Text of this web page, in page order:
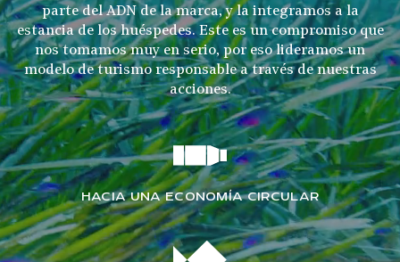
parte del ADN de la marca, y la integramos a la
estancia de los huéspedes. Este es un compromiso que
nos tomamos muy en serio, por eso lideramos un
modelo de turismo responsable a través de nuestras
acciones.
HACIA UNA ECONOMÍA CIRCULAR